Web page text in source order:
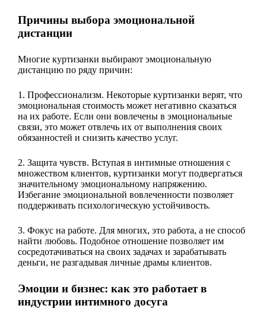
Причины выбора эмоциональной
дистанции
Многие куртизанки выбирают эмоциональную
дистанцию по ряду причин:
1. Профессионализм. Некоторые куртизанки верят, что
эмоциональная стоимость может негативно сказаться
на их работе. Если они вовлечены в эмоциональные
связи, это может отвлечь их от выполнения своих
обязанностей и снизить качество услуг.
2. Защита чувств. Вступая в интимные отношения с
множеством клиентов, куртизанки могут подвергаться
значительному эмоциональному напряжению.
Избегание эмоциональной вовлеченности позволяет
поддерживать психологическую устойчивость.
3. Фокус на работе. Для многих, это работа, а не способ
найти любовь. Подобное отношение позволяет им
сосредотачиваться на своих задачах и зарабатывать
деньги, не разгадывая личные драмы клиентов.
Эмоции и бизнес: как это работает в
индустрии интимного досуга